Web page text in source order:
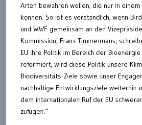
Arten bewahren wollen, die nur in
können. So ist es verständlich, wenn
und WWF gemeinsam an den
Kommission, Frans Timmermans,
EU ihre Politik im Bereich der
reformiert, wird diese Politik unsere
Biodiversitäts-Ziele sowie unser
nachhaltige Entwicklungsziele weiterhin
dem internationalen Ruf der EU
zufügen.“